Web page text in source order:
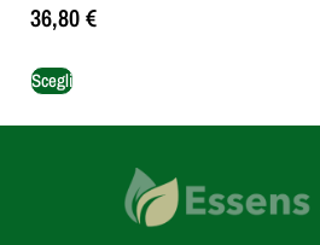
36,80€
Scegli